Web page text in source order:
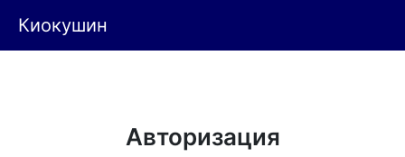
Киокушин
Авторизация